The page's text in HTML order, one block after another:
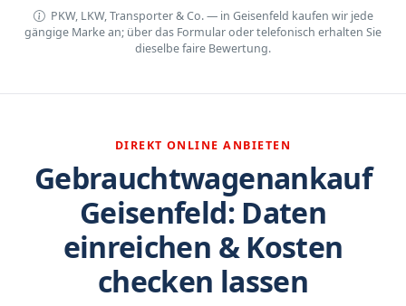
PKW, LKW, Transporter & Co. — in Geisenfeld kaufen wir jede
gängige Marke an; über das Formular oder telefonisch erhalten Sie
dieselbe faire Bewertung.
DIREKT ONLINE ANBIETEN
Gebrauchtwagenankauf
Geisenfeld: Daten
einreichen & Kosten
checken lassen